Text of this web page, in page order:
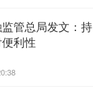
管总局发文：持
利性